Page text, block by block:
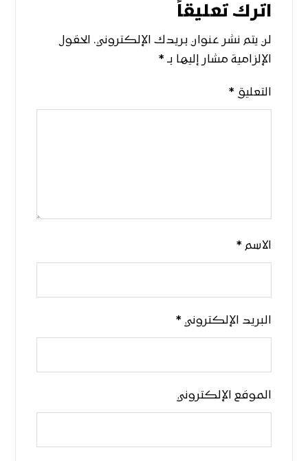
اترك تعليقاً
لن يتم نشر عنوان بريدك الإلكتروني. الحقول
الإلزامية مشار إليها بـ*
التعليق*
الاسم*
البريد الإلكتروني*
الموقع الإلكتروني